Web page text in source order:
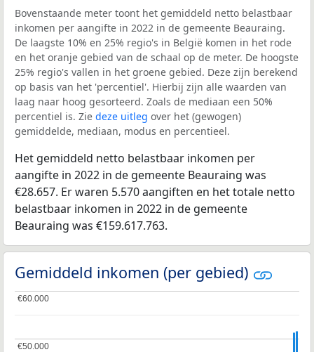
Bovenstaande meter toont het gemiddeld netto belastbaar
inkomen per aangifte in 2022 in de gemeente Beauraing.
De laagste 10% en 25% regio's in België komen in het rode
en het oranje gebied van de schaal op de meter. De hoogste
25% regio's vallen in het groene gebied. Deze zijn berekend
op basis van het 'percentiel'. Hierbij zijn alle waarden van
laag naar hoog gesorteerd. Zoals de mediaan een 50%
percentiel is. Zie deze uitleg over het (gewogen)
gemiddelde, mediaan, modus en percentieel.
Het gemiddeld netto belastbaar inkomen per
aangifte in 2022 in de gemeente Beauraing was
€28.657. Er waren 5.570 aangiften en het totale netto
belastbaar inkomen in 2022 in de gemeente
Beauraing was €159.617.763.
Gemiddeld inkomen (per gebied)
€50.000
€50.000
€60.000
€60.000